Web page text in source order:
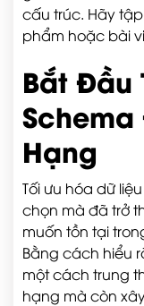
cấu trúc. Hãy
phẩm hoặc bài
Bắt Đầu
Schema
Hạng
Tối ưu hóa dữ
chọn mà đã trở
muốn tồn tại
Bằng cách hiểu
một cách trung
hạng mà còn